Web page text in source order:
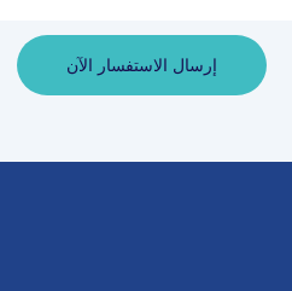
إرسال الاستفسار الآن